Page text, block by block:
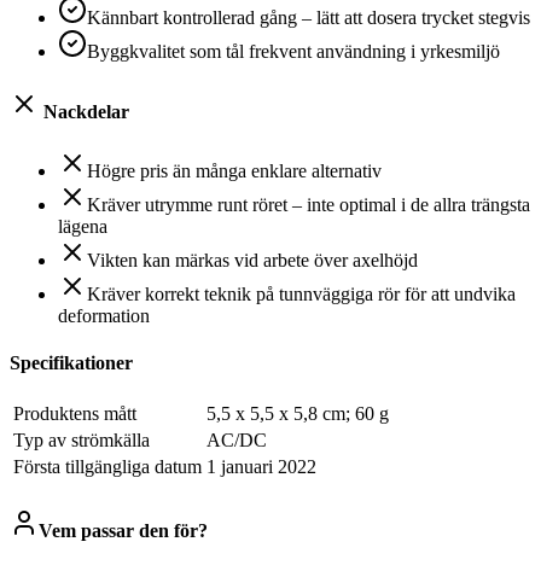
Kännbart kontrollerad gång – lätt att dosera trycket stegvis
Byggkvalitet som tål frekvent användning i yrkesmiljö
Nackdelar
Högre pris än många enklare alternativ
Kräver utrymme runt röret – inte optimal i de allra trängsta
lägena
Vikten kan märkas vid arbete över axelhöjd
Kräver korrekt teknik på tunnväggiga rör för att undvika
deformation
Specifikationer
Produktens mått
‎5,5 x 5,5 x 5,8 cm; 60 g
Typ av strömkälla
‎AC/DC
Första tillgängliga datum 1 januari 2022
Vem passar den för?